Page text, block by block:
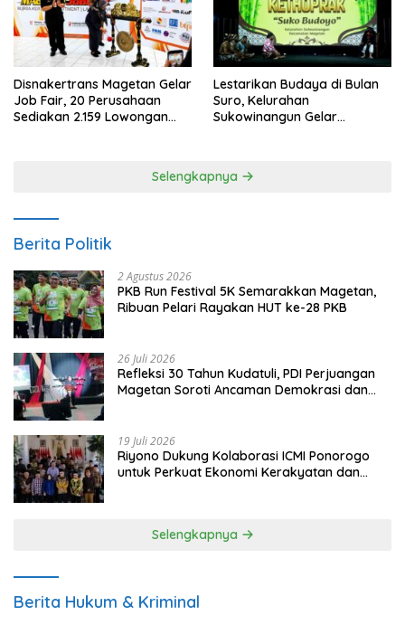
Disnakertrans Magetan Gelar
Job Fair, 20 Perusahaan
Sediakan 2.159 Lowongan
Lestarikan Budaya di Bulan
Suro, Kelurahan
Sukowinangun Gelar
Selengkapnya
Berita Politik
2 Agustus 2026
PKB Run Festival 5K Semarakkan Magetan,
Ribuan Pelari Rayakan HUT ke-28 PKB
26 Juli 2026
Refleksi 30 Tahun Kudatuli, PDI Perjuangan
Magetan Soroti Ancaman Demokrasi dan
19 Juli 2026
Riyono Dukung Kolaborasi ICMI Ponorogo
untuk Perkuat Ekonomi Kerakyatan dan
Selengkapnya
Berita Hukum & Kriminal